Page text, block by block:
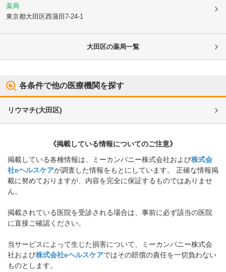
薬局
東京都大田区西蒲田7-24-1
大田区の薬局一覧
各条件で他の医療機関を探す
リウマチ(大田区)
《掲載している情報についてのご注意》
掲載している各種情報は、ミーカンパニー株式会社および株式会
社eヘルスケアが調査した情報をもとにしています。 正確な情報掲
載に努めておりますが、内容を完全に保証するものではありませ
ん。
掲載されている医院を受診される場合は、事前に必ず該当の医院
に直接ご確認ください。
当サービスによって生じた損害について、ミーカンパニー株式会
社および株式会社eヘルスケアではその賠償の責任を一切負わない
ものとします。